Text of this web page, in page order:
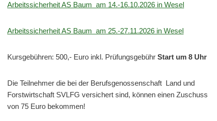
Arbeitssicherheit AS Baum am 14.-16.10.2026 in Wesel
Arbeitssicherheit AS Baum am 25.-27.11.2026 in Wesel
Kursgebühren: 500,- Euro inkl. Prüfungsgebühr Start um 8 Uhr
Die Teilnehmer die bei der Berufsgenossenschaft Land und
Forstwirtschaft SVLFG versichert sind, können einen Zuschuss
von 75 Euro bekommen!